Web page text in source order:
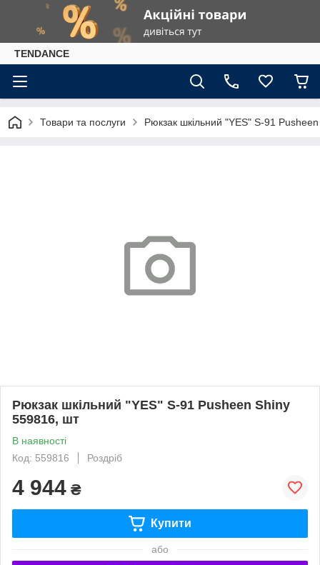
TENDANCE
Товари та послуги Рюкзак шкільний "YES" S-91
Рюкзак шкільний "YES" S-91 Pusheen Shiny
559816, шт
В наявності
Код: 559816
Роздріб
4 944 ₴
Купити
або